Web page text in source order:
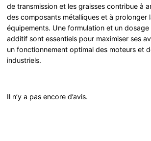
de transmission et les graisses contribue à
des composants métalliques et à prolonger
équipements. Une formulation et un
additif sont essentiels pour maximiser ses
un fonctionnement optimal des moteurs et
industriels.
Il n’y a pas encore d’avis.